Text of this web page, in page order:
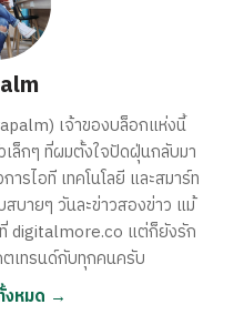
เจ้าของบล็อกแห่งนี้
ล็กๆ ที่ผมตั้งใจปัดฝุ่นกลับมา
ารไอที เทคโนโลยี และสมาร์ท
บายๆ วันละข่าวสองข่าว แม้
digitalmore.co แต่ก็ยังรัก
เทรนด์กับทุกคนครับ
งหมด →